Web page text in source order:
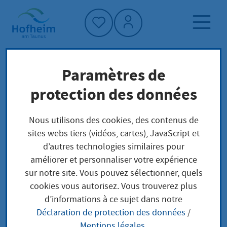
Accueil"
Page d'accueil
Trouver un service
Préoccupations locales
Öffentliche Bekanntmachungen in
Insolvenzverfahren
Öffentliche
Bekanntmachungen in
Paramètres de
protection des données
Nous utilisons des cookies, des contenus de
sites webs tiers (vidéos, cartes), JavaScript et
d’autres technologies similaires pour
améliorer et personnaliser votre expérience
sur notre site. Vous pouvez sélectionner, quels
cookies vous autorisez. Vous trouverez plus
d’informations à ce sujet dans notre
Déclaration de protection des données /